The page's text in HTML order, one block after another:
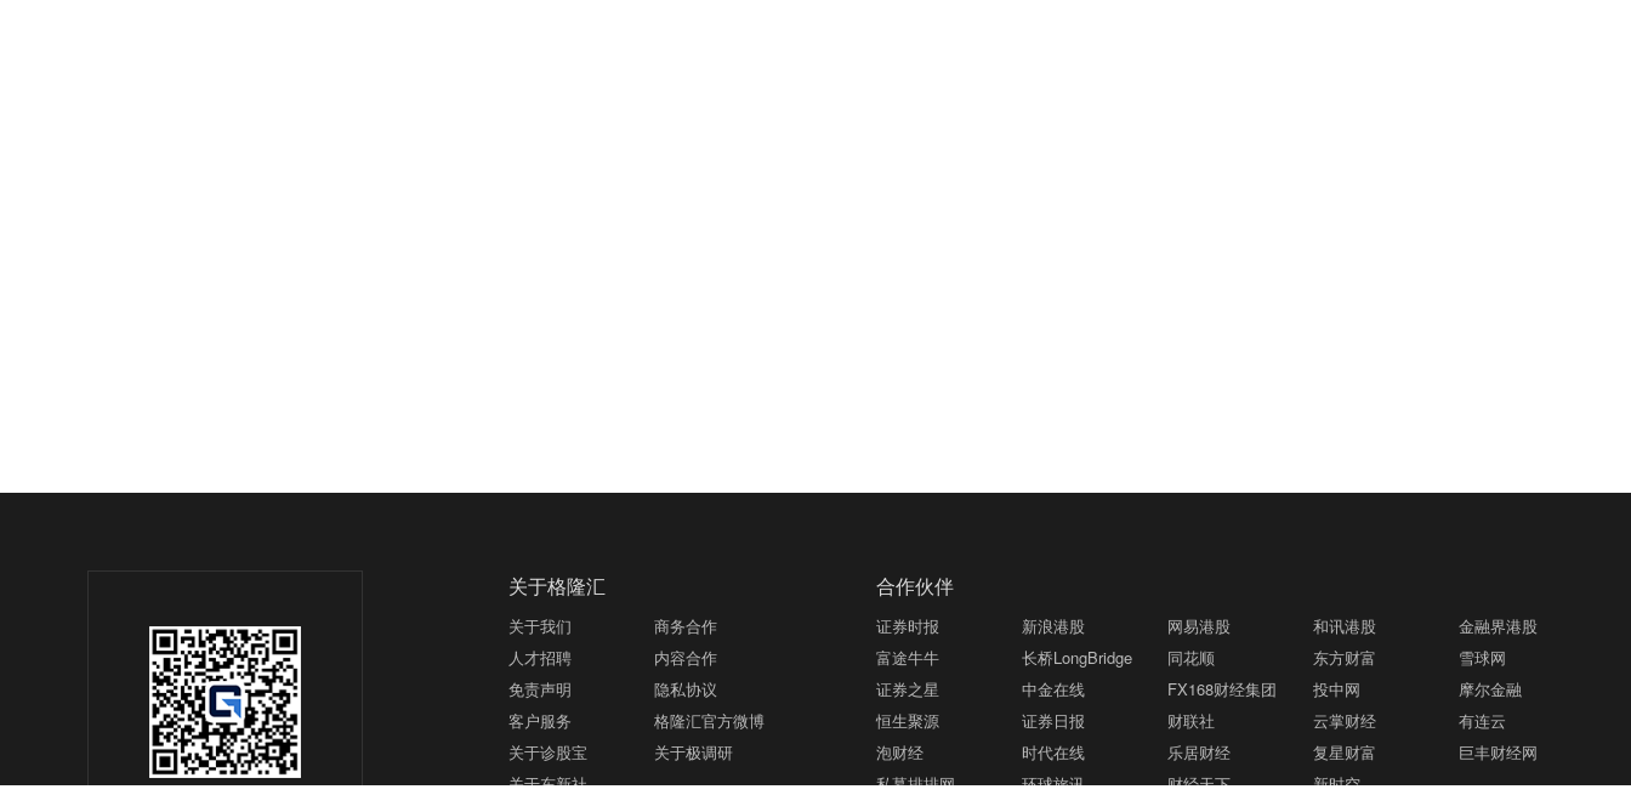
关于格隆汇
关于我们
商务合作
人才招聘
内容合作
免责声明
隐私协议
客户服务
格隆汇官方微博
关于诊股宝
关于极调研
关于东新社
合作伙伴
证券时报 新浪港股 网易港股 和讯港股
金融界港股
富途牛牛
长桥LongBridge 同花顺 东方财富
雪球网
证券之星
中金在线 FX168财经集团 投中网
摩尔金融
恒生聚源
证券日报 财联社 云掌财经
有连云
泡财经
时代在线 乐居财经 复星财富
巨丰财经网
私募排排网
环球旅讯 财经天下 新时空